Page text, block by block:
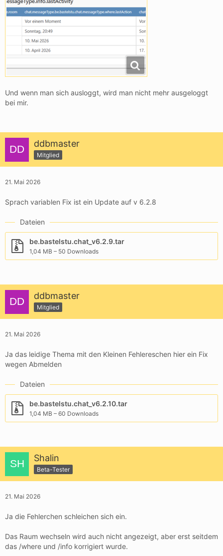
Und wenn man sich ausloggt, wird man nicht mehr ausgeloggt
bei mir.
ddbmaster
Mitglied
21. Mai 2026
Sprach variablen Fix ist ein Update auf v 6.2.8
Dateien
be.bastelstu.chat_v6.2.9.tar
1,04 MB – 50 Downloads
ddbmaster
Mitglied
21. Mai 2026
Ja das leidige Thema mit den Kleinen Fehlereschen hier ein Fix
wegen Abmelden
Dateien
be.bastelstu.chat_v6.2.10.tar
1,04 MB – 60 Downloads
Shalin
Beta-Tester
21. Mai 2026
Ja die Fehlerchen schleichen sich ein.
Das Raum wechseln wird auch nicht angezeigt, aber erst seitdem
das /where und /info korrigiert wurde.